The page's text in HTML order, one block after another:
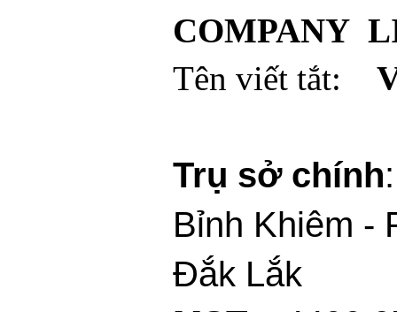
COMPANY
Tên viết tắt:
Trụ sở chính
Bỉnh Khiêm -
Đắk Lắk